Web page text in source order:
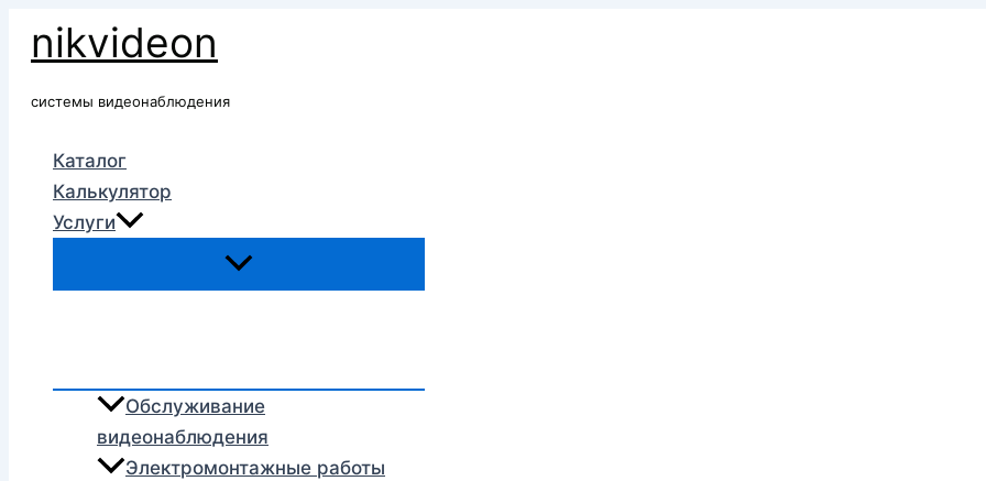
Перейти
nikvideon
системы видеонаблюдения
Каталог
Калькулятор
Услуги
Обслуживание
видеонаблюдения
Электромонтажные работы